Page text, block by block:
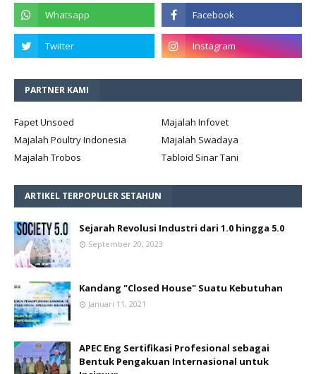
PARTNER KAMI
Fapet Unsoed
Majalah Infovet
Majalah Poultry Indonesia
Majalah Swadaya
Majalah Trobos
Tabloid Sinar Tani
ARTIKEL TERPOPULER SETAHUN
Sejarah Revolusi Industri dari 1.0 hingga 5.0
September 20, 2023
Kandang "Closed House" Suatu Kebutuhan
Januari 11, 2021
APEC Eng Sertifikasi Profesional sebagai
Bentuk Pengakuan Internasional untuk